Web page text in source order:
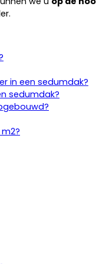
in een sedumdak?
sedumdak?